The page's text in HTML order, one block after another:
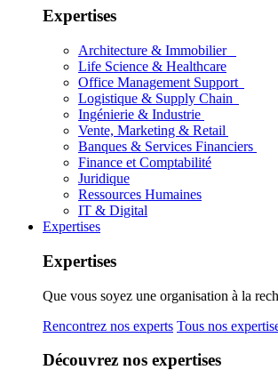
Expertises
Architecture & Immobilier
Life Science & Healthcare
Office Management Support
Logistique & Supply Chain
Ingénierie & Industrie
Vente, Marketing & Retail
Banques & Services Financiers
Finance et Comptabilité
Juridique
Ressources Humaines
IT & Digital
Expertises
Expertises
Que vous soyez une organisation à la
Rencontrez nos experts Tous nos
Découvrez nos expertises